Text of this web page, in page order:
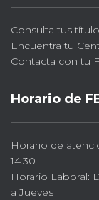
Consulta tus
Encuentra tu
Contacta con tu
Horario de
Horario de
14.30
Horario Laboral:
a Jueves